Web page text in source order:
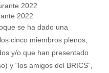
2022
se ha dado una
cinco miembros plenos,
y/o que han presentado
y “los amigos del BRICS”,